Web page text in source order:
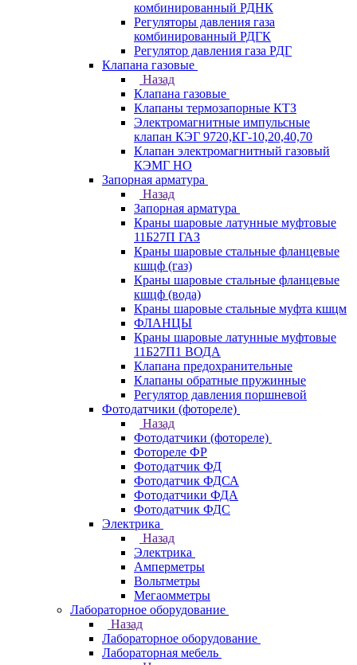
комбинированный РДНК
Регуляторы давления газа
комбинированный РДГК
Регулятор давления газа РДГ
Клапана газовые
Назад
Клапана газовые
Клапаны термозапорные КТЗ
Электромагнитные импульсные
клапан КЭГ 9720,КГ-10,20,40,70
Клапан электромагнитный газовый
КЭМГ НО
Запорная арматура
Назад
Запорная арматура
Краны шаровые латунные муфтовые
11Б27П ГАЗ
Краны шаровые стальные фланцевые
кшцф (газ)
Краны шаровые стальные фланцевые
кшцф (вода)
Краны шаровые стальные муфта кшцм
ФЛАНЦЫ
Краны шаровые латунные муфтовые
11Б27П1 ВОДА
Клапана предохранительные
Клапаны обратные пружинные
Регулятор давления поршневой
Фотодатчики (фотореле)
Назад
Фотодатчики (фотореле)
Фотореле ФР
Фотодатчик ФД
Фотодатчик ФДСА
Фотодатчики ФДА
Фотодатчик ФДС
Электрика
Назад
Электрика
Амперметры
Вольтметры
Мегаомметры
Лабораторное оборудование
Назад
Лабораторное оборудование
Лабораторная мебель